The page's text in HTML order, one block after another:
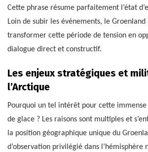
Cette phrase résume parfaitement l’état
Loin de subir les événements, le Groenland
transformer cette période de tension en
dialogue direct et constructif.
Les enjeux stratégiques et
l’Arctique
Pourquoi un tel intérêt pour cette
de glace ? Les raisons sont multiples et
la position géographique unique du
d’observation privilégié dans l’hémisphère